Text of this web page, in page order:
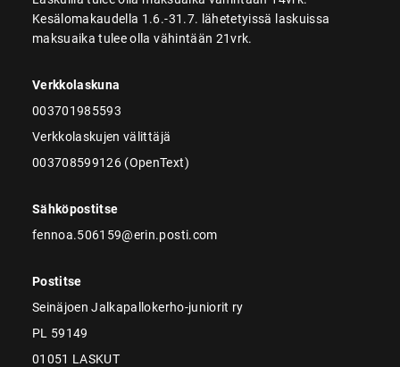
Kesälomakaudella 1.6.-31.7. lähetetyissä laskuissa
maksuaika tulee olla vähintään 21vrk.
Verkkolaskuna
003701985593
Verkkolaskujen välittäjä
003708599126 (OpenText)
Sähköpostitse
fennoa.506159@erin.posti.com
Postitse
Seinäjoen Jalkapallokerho-juniorit ry
PL 59149
01051 LASKUT